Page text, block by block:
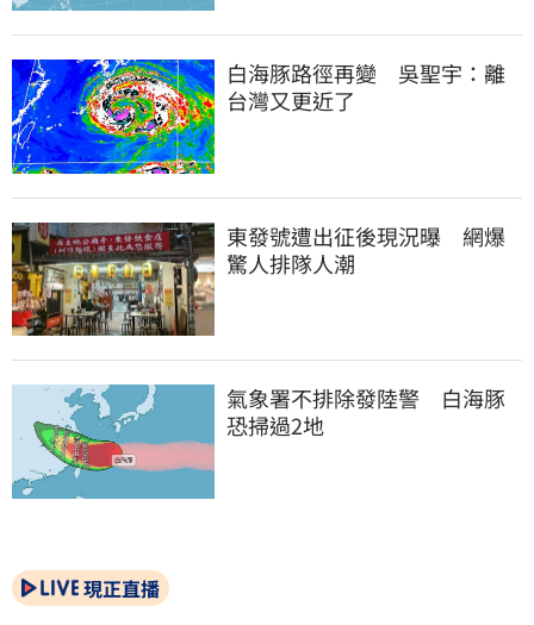
白海豚路徑再變　吳聖宇：離
台灣又更近了
東發號遭出征後現況曝　網爆
驚人排隊人潮
氣象署不排除發陸警　白海豚
恐掃過2地
現正直播